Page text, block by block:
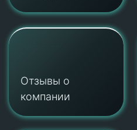
Отзывы о
компании